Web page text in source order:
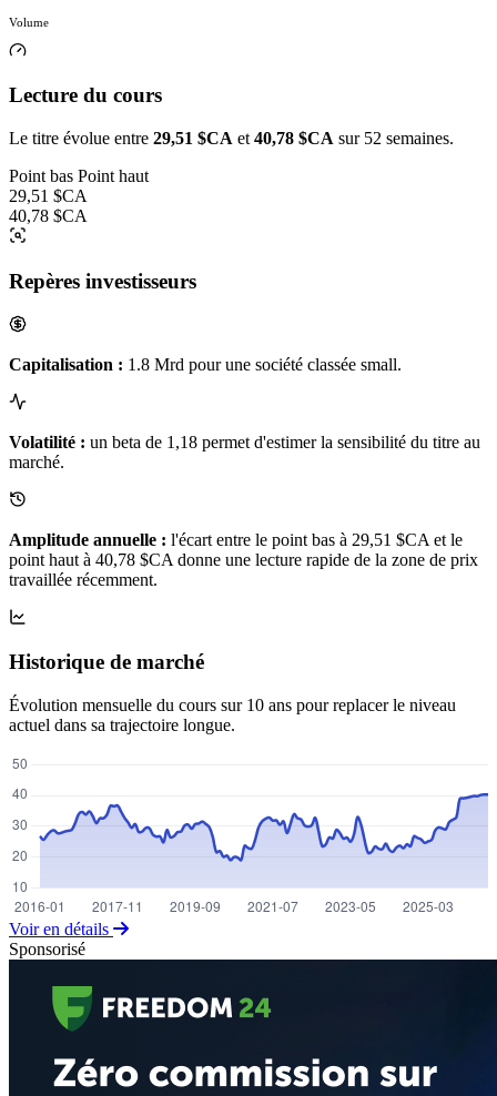
Volume
Lecture du cours
Le titre évolue entre 29,51 $CA et 40,78 $CA sur 52 semaines.
Point bas Point haut
29,51 $CA
40,78 $CA
Repères investisseurs
Capitalisation : 1.8 Mrd pour une société classée small.
Volatilité : un beta de 1,18 permet d'estimer la sensibilité du titre au
marché.
Amplitude annuelle : l'écart entre le point bas à 29,51 $CA et le
point haut à 40,78 $CA donne une lecture rapide de la zone de prix
travaillée récemment.
Historique de marché
Évolution mensuelle du cours sur 10 ans pour replacer le niveau
actuel dans sa trajectoire longue.
Voir en détails
Sponsorisé